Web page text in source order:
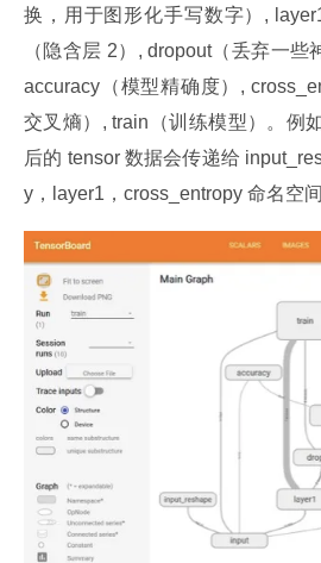
换，用于图形化手写数字）,
（隐含层 2）, dropout（丢弃一
accuracy（模型精确度）,
交叉熵）, train（训练模型）。例
后的 tensor 数据会传递给
y，layer1，cross_entropy 命名空